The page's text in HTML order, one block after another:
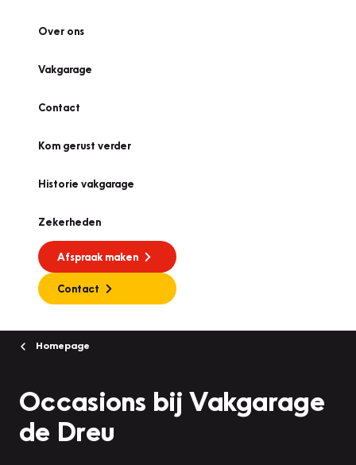
Over ons
Vakgarage
Contact
Kom gerust verder
Historie vakgarage
Zekerheden
Afspraak maken
Contact
Homepage
Occasions bij Vakgarage
de Dreu